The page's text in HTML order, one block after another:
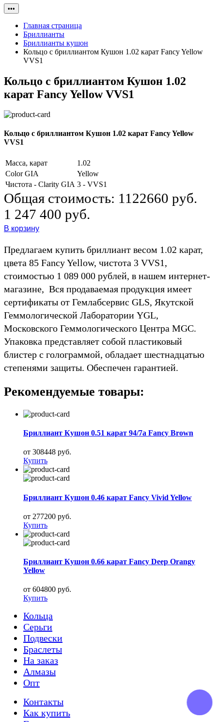
•••
Главная страница
Бриллианты
Бриллианты кушон
Кольцо с бриллиантом Кушон 1.02 карат Fancy Yellow
VVS1
Кольцо с бриллиантом Кушон 1.02
карат Fancy Yellow VVS1
Кольцо с бриллиантом Кушон 1.02 карат Fancy Yellow
VVS1
Масса, карат
1.02
Color GIA
Yellow
Чистота - Clarity GIA 3 - VVS1
Общая стоимость: 1122660 руб.
1 247 400 руб.
В корзину
Предлагаем купить бриллиант весом 1.02 карат,
цвета 85 Fancy Yellow, чистота 3 VVS1,
стоимостью 1 089 000 рублей, в нашем интернет-
магазине, Вся продаваемая продукция имеет
сертификаты от Гемлабсервис GLS, Якутской
Геммологической Лаборатории YGL,
Московского Геммологического Центра MGC.
Упаковка представляет собой пластиковый
блистер с голограммой, обладает шестнадцатью
степенями защиты. Обеспечен гарантией.
Рекомендуемые товары:
Бриллиант Кушон 0.51 карат 94/7а Fancy Brown
от 308448 руб.
Купить
Бриллиант Кушон 0.46 карат Fancy Vivid Yellow
от 277200 руб.
Купить
Бриллиант Кушон 0.66 карат Fancy Deep Orangy
Yellow
от 604800 руб.
Купить
Кольца
Серьги
Подвески
Браслеты
На заказ
Алмазы
Опт
Контакты
Как купить